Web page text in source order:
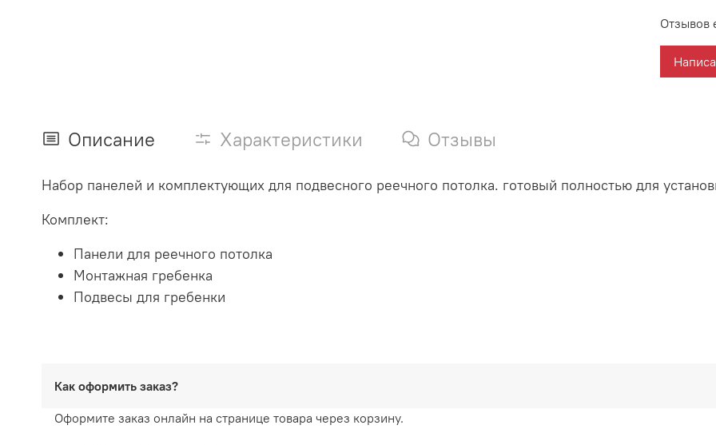
Отзывов
Описание Характеристики Отзывы
Набор панелей и комплектующих для подвесного реечного потолка. готовый полностью для
Комплект:
Панели для реечного потолка
Монтажная гребенка
Подвесы для гребенки
Как оформить заказ?
Оформите заказ онлайн на странице товара через корзину.